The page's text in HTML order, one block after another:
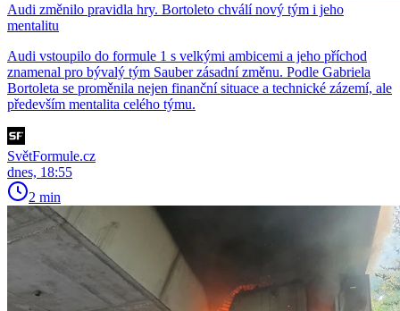
Audi změnilo pravidla hry. Bortoleto chválí nový tým i jeho
mentalitu
Audi vstoupilo do formule 1 s velkými ambicemi a jeho příchod
znamenal pro bývalý tým Sauber zásadní změnu. Podle Gabriela
Bortoleta se proměnila nejen finanční situace a technické zázemí, ale
především mentalita celého týmu.
SvětFormule.cz
dnes, 18:55
2 min